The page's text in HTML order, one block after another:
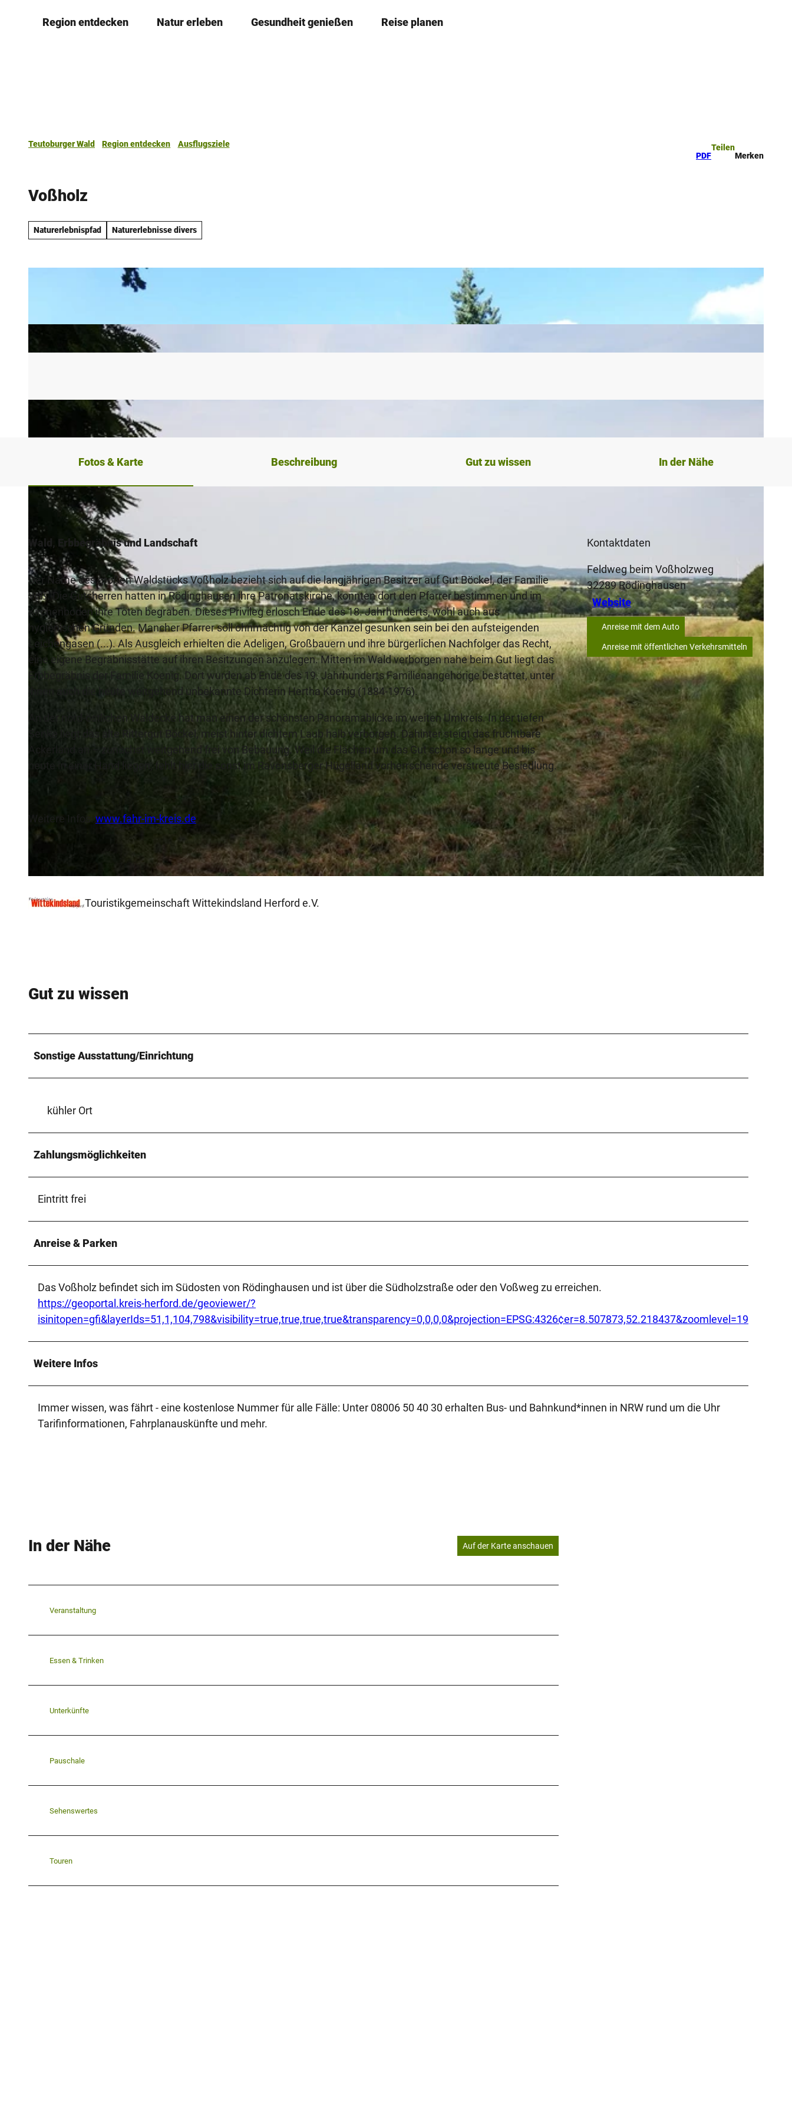
Region entdecken Natur erleben Gesundheit genießen Reise planen
Teutoburger Wald Region entdecken
Ausflugsziele
PDF
Teilen
Merken
Voßholz
Naturerlebnispfad Naturerlebnisse divers
© Biologische Station Ravensberg im Kreis Herford e.V. |CC-BY-SA
Fotos & Karte Beschreibung Gut zu wissen In der Nähe
Wald, Erbbegräbnis und Landschaft
Der Name des großen Waldstücks Voßholz bezieht sich auf die langjährigen Besitzer auf Gut Böckel, der Familie
Voß. Die Gutsherren hatten in Rödinghausen ihre Patronatskirche, konnten dort den Pfarrer bestimmen und im
Kirchenboden ihre Toten begraben. Dieses Privileg erlosch Ende des 18. Jahrhunderts, wohl auch aus
hygienischen Gründen. Mancher Pfarrer soll ohnmächtig von der Kanzel gesunken sein bei den aufsteigenden
Leichengasen (...). Als Ausgleich erhielten die Adeligen, Großbauern und ihre bürgerlichen Nachfolger das Recht,
eine eigene Begräbnisstätte auf ihren Besitzungen anzulegen. Mitten im Wald verborgen nahe beim Gut liegt das
Erbbegräbnis der Familie Koenig. Dort wurden ab Ende des 19. Jahrhunderts Familienangehörige bestattet, unter
ihnen auch die heute weitgehend unbekannte Dichterin Hertha Koenig (1884-1976).
An der nord-östlichen Waldecke hat man einen der schönsten Panoramablicke im weiten Umkreis. In der tiefen
Senke liegt das alte Rittergut Böckel, meist hinter dichtem Laub halb verborgen. Dahinter steigt das fruchtbare
Ackerland an – zunächst weitgehend frei von Bebauung. Weil die Flächen um das Gut schon so lange und bis
heute in einer Hand liegen, fehlt hier die sonst im Ravensberger Hügelland vorherrschende verstreute Besiedlung.
Weitere Infos: www.fahr-im-kreis.de
Touristikgemeinschaft Wittekindsland Herford e.V.
Gut zu wissen
Sonstige Ausstattung/Einrichtung
kühler Ort
Zahlungsmöglichkeiten
Eintritt frei
Anreise & Parken
Das Voßholz befindet sich im Südosten von Rödinghausen und ist über die Südholzstraße oder den Voßweg zu erreichen.
https://geoportal.kreis-herford.de/geoviewer/?
isinitopen=gfi&layerIds=51,1,104,798&visibility=true,true,true,true&transparency=0,0,0,0&projection=EPSG:4326¢er=8.507873,52.218437&zoomlevel=19
Weitere Infos
Immer wissen, was fährt - eine kostenlose Nummer für alle Fälle: Unter 08006 50 40 30 erhalten Bus- und Bahnkund*innen in NRW rund um die Uhr
Tarifinformationen, Fahrplanauskünfte und mehr.
In der Nähe Auf der Karte anschauen
Veranstaltung
Essen & Trinken
Unterkünfte
Pauschale
Sehenswertes
Touren
Kontaktdaten
Feldweg beim Voßholzweg
32289Rödinghausen
Website
Anreise mit dem Auto
Anreise mit öffentlichen Verkehrsmitteln